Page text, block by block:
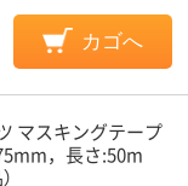
カゴへ
マスキングテープ
，長さ:50m